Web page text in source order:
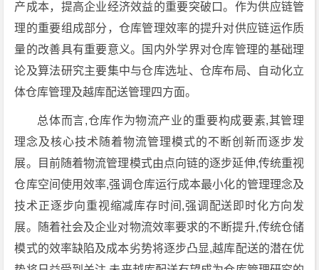
产成本，提高企业经济效益的重要突破口。作为供应链管
理的重要组成部分，仓库管理效率的提升对供应链运作质
量的改善具有重要意义。国内外学界对仓库管理的基础理
论及算法研究主要集中与仓库选址、仓库布局、自动化立
体仓库管理及越库配送管理四方面。
总体而言,仓库作为物流产业的重要构成要素,其管理
理念及核心技术随着物流管理模式的不断创新而逐步发
展。目前随着物流管理模式由点向链的逐步延伸,传统重视
仓库空间使用效率,强调仓库运行成本最小化的管理理念及
技术正逐步向重视缩减库存时间,强调配送即时化方向发
展。随着社会及企业对物流效率要求的不断提升,传统仓储
模式的效率缺陷及成本劣势将逐步凸显,越库配送的潜在优